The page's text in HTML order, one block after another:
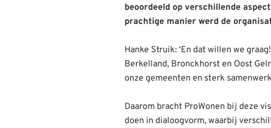
beoordeeld op verschillende
prachtige manier werd de
Hanke Struik: ‘En dat willen we
Berkelland, Bronckhorst en Oost
onze gemeenten en sterk
Daarom bracht ProWonen bij deze
doen in dialoogvorm, waarbij